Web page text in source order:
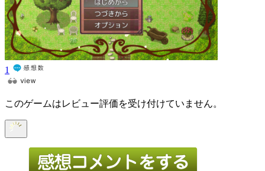
1
このゲームはレビュー評価を受け付けていません。